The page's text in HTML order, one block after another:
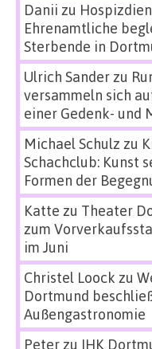
Danii zu
Ehrenamtliche
Sterbende in
Ulrich Sanderzu
versammeln sich
einer Gedenk- und
Michael Schulz zu
Schachclub: Kunst
Formen der
Katte zu Theater
zum
im Juni
Christel Loock zu
Dortmund
Außengastronomie
Peterzu IHK